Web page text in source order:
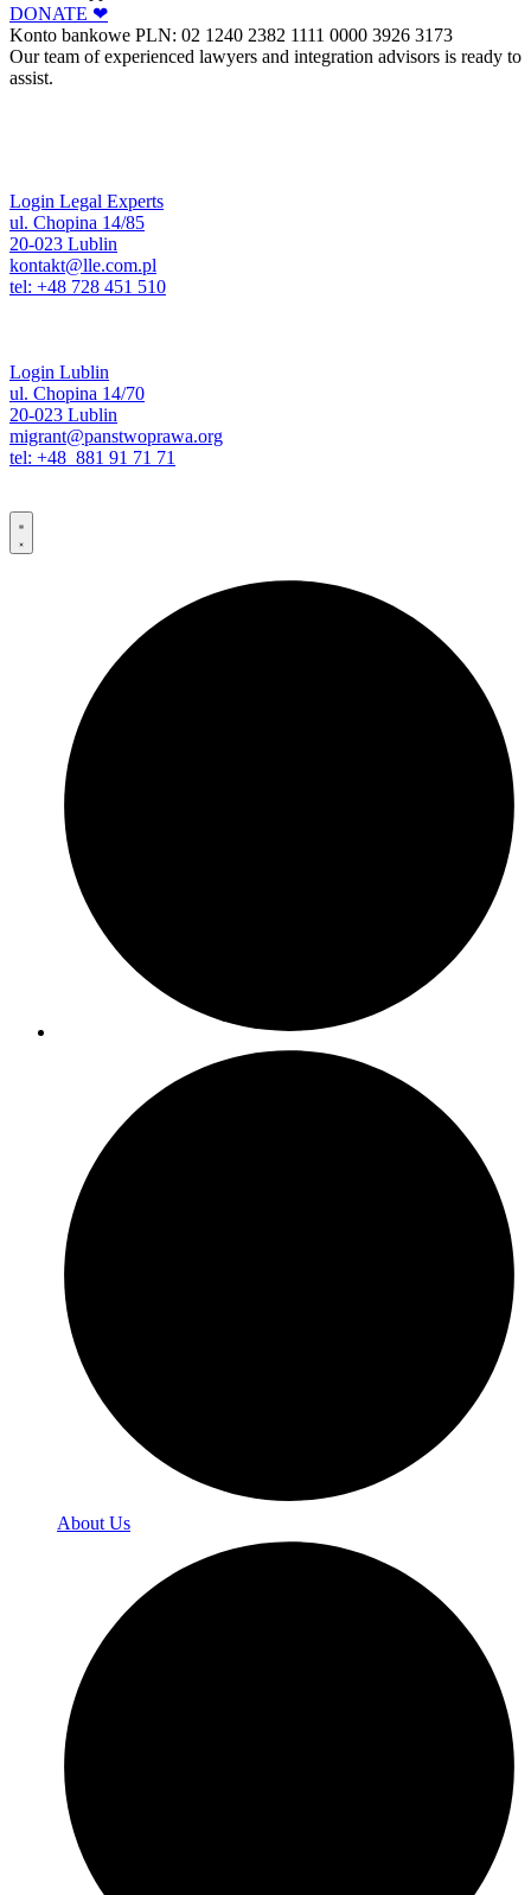
DONATE ❤︎
Konto bankowe PLN: 02 1240 2382 1111 0000 3926 3173
Our team of experienced lawyers and integration advisors is ready to
assist.
Login Legal Experts
ul. Chopina 14/85
20-023 Lublin
kontakt@lle.com.pl
tel: +48 728 451 510
Login Lublin
ul. Chopina 14/70
20-023 Lublin
migrant@panstwoprawa.org
tel: +48 881 91 71 71
About Us